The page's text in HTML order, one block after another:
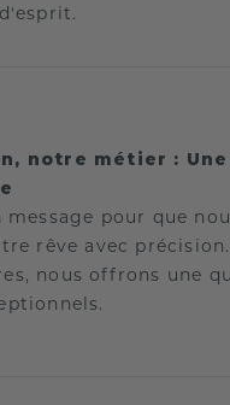
notre métier :
pour que
rêve avec
nous offrons une